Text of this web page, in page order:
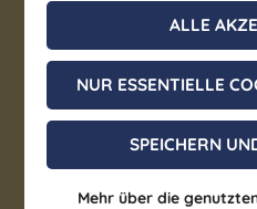
ALLE
NUR ESSENTIELLE
SPEICHERN
Mehr über die